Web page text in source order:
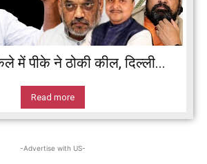
में पीके ने ठोकी कील, दिल्ली...
Read more
-Advertise with US-